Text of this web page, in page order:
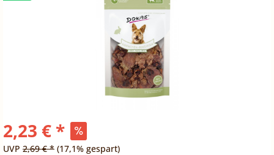
2,23 € *
UVP 2,69 € * (17,1% gespart)